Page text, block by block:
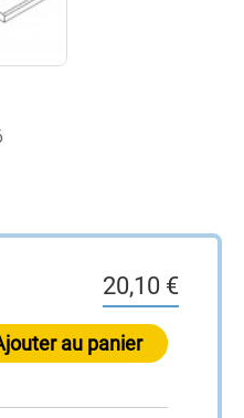
20,10 €
au panier